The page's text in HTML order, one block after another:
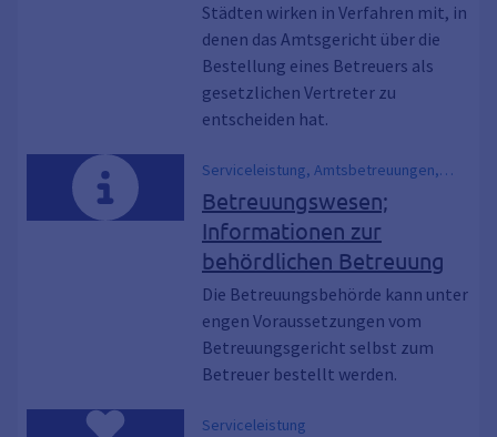
Städten wirken in Verfahren mit, in
denen das Amtsgericht über die
Bestellung eines Betreuers als
gesetzlichen Vertreter zu
entscheiden hat.
Serviceleistung, Amtsbetreuungen,
Behördliche Betreuung, Führung von
Betreuungen
Betreuungswesen;
Informationen zur
behördlichen Betreuung
Die Betreuungsbehörde kann unter
engen Voraussetzungen vom
Betreuungsgericht selbst zum
Betreuer bestellt werden.
Serviceleistung